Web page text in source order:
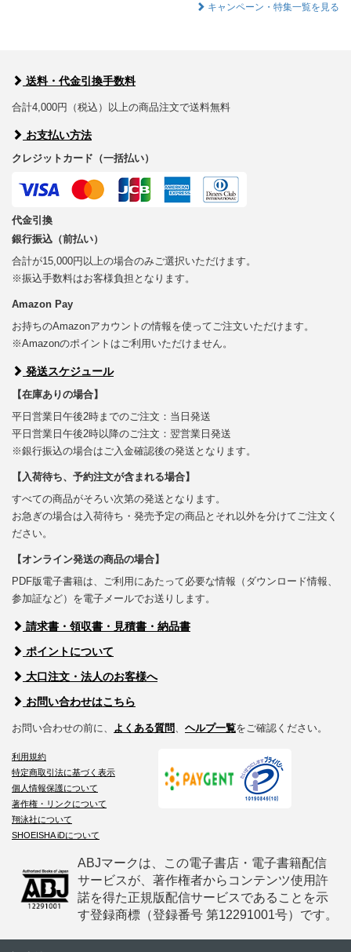
キャンペーン・特集一覧を見る
送料・代金引換手数料
合計4,000円（税込）以上の商品注文で送料無料
お支払い方法
クレジットカード（一括払い）
代金引換
銀行振込（前払い）
合計が15,000円以上の場合のみご選択いただけます。
※振込手数料はお客様負担となります。
Amazon Pay
お持ちのAmazonアカウントの情報を使ってご注文いただけます。
※Amazonのポイントはご利用いただけません。
発送スケジュール
【在庫ありの場合】
平日営業日午後2時までのご注文：当日発送
平日営業日午後2時以降のご注文：翌営業日発送
※銀行振込の場合はご入金確認後の発送となります。
【入荷待ち、予約注文が含まれる場合】
すべての商品がそろい次第の発送となります。
お急ぎの場合は入荷待ち・発売予定の商品とそれ以外を分けてご注文く
ださい。
【オンライン発送の商品の場合】
PDF版電子書籍は、ご利用にあたって必要な情報（ダウンロード情報、
参加証など）を電子メールでお送りします。
請求書・領収書・見積書・納品書
ポイントについて
大口注文・法人のお客様へ
お問い合わせはこちら
お問い合わせの前に、 よくある質問 ヘルプ一覧をご確認ください。
利用規約
特定商取引法に基づく表示
個人情報保護について
著作権・リンクについて
翔泳社について
SHOEISHA iDについて
ABJマークは、この電子書店・電子書籍配信
サービスが、著作権者からコンテンツ使用許
諾を得た正規版配信サービスであることを示
す登録商標（登録番号 第12291001号）です。